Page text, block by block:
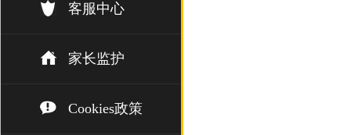
客服中心
家长监护
Cookies政策